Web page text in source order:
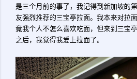
是三个月前的事了，我记得到新加坡的
友强烈推荐的三宝亭拉面。我本来对拉
竟我个人不怎么喜欢吃面，但来到三宝
之后，我觉得我爱上拉面了。